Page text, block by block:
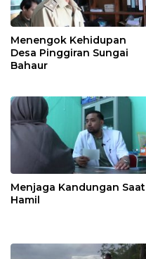
Menengok Kehidupan
Desa Pinggiran Sungai
Bahaur
Menjaga Kandungan Saat
Hamil